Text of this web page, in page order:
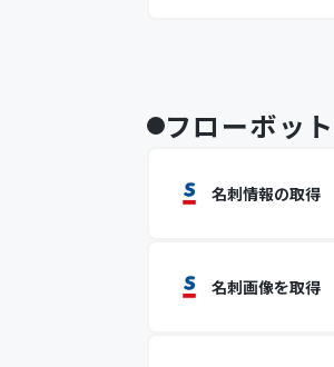
フローボッ
名刺情報の取得
名刺画像を取得